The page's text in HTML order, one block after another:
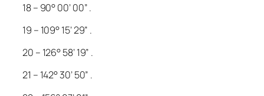
18 – 90° 00’ 00” .
19 – 109° 15’ 29” .
20 – 126° 58’ 19” .
21 – 142° 30’ 50” .